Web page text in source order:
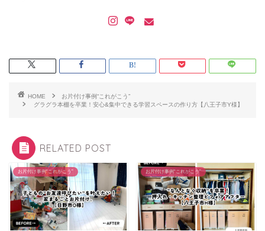
HOME
お片付け事例“これがこう”
グラグラ本棚を卒業！安心&集中できる学習スペースの作り方【八王子市Y様】
RELATED POST
お片付け事例“これがこう” お片付け事例“これがこう”